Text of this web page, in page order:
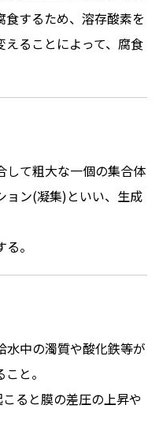
するため、溶存酸素を
ることによって、腐食
して粗大な一個の集合体
ョン(凝集)といい、生成
。
水中の濁質や酸化鉄等が
と。
ると膜の差圧の上昇や